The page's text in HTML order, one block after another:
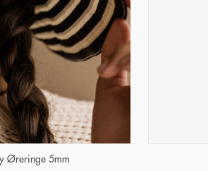
Øreringe 5mm